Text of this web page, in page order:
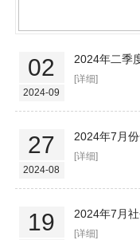
02
2024-09
2024年二季
[详细]
27
2024-08
2024年7月
[详细]
19 2024年7月
[详细]